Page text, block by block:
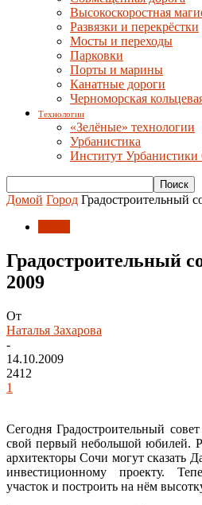
Высокоскоростная
Развязки и перекрёстки
Мосты и переходы
Парковки
Порты и марины
Канатные дороги
Черноморская
Технологии
«Зелёные» технологии
Урбанистика
Институт Урбанистики
Домой Город Градостроительный
Градостроительный
2009
От
Наталья Захарова
-
14.10.2009
2412
1
Сегодня Градостроительный
свой первый небольшой юбилей.
архитекторы Сочи могут сказать
инвестиционному проекту.
участок и построить на нём